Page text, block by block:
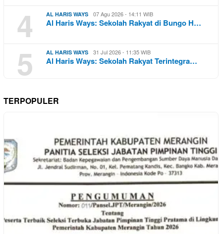
4 AL HARIS WAYS 07 Agu 2026 - 14:11 WIB
Al Haris Ways: Sekolah Rakyat di Bungo H…
5 AL HARIS WAYS 31 Jul 2026 - 11:35 WIB
Al Haris Ways: Sekolah Rakyat Terintegra…
TERPOPULER